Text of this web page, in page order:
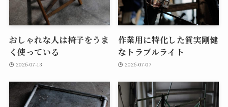
おしゃれな人は椅子をうま
く使っている
2026-07-13
作業用に特化した質実剛健
なトラブルライト
2026-07-07